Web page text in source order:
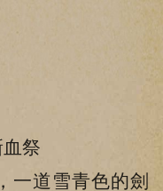
祭
道雪青色的劍